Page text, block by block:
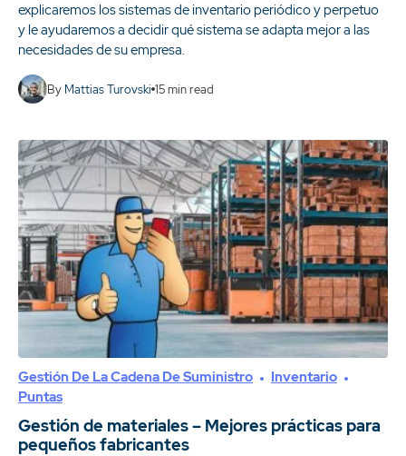
explicaremos los sistemas de inventario periódico y perpetuo
y le ayudaremos a decidir qué sistema se adapta mejor a las
necesidades de su empresa.
By Mattias Turovski 15min read
Gestión De La Cadena De Suministro
Inventario
Puntas
Gestión de materiales – Mejores prácticas para
pequeños fabricantes